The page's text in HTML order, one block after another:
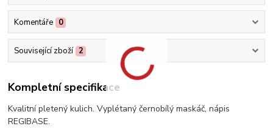
Komentáře 0
Související zboží 2
Kompletní specifikace
Kvalitní pletený kulich. Vyplétaný černobílý maskáč, nápis
REGIBASE.